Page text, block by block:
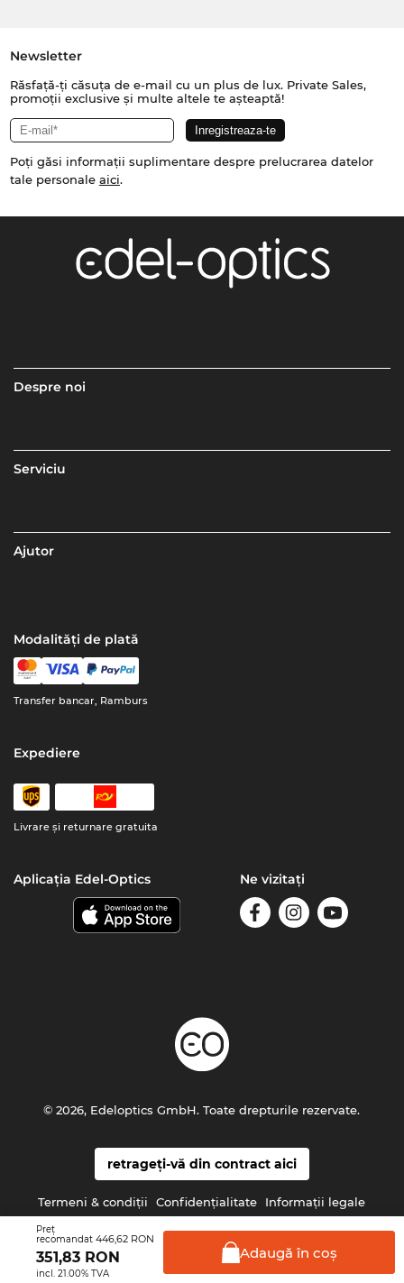
Preţ
recomandat 446,62 RON
351,83 RON
incl. 21.00% TVA
Adaugă în coş
Newsletter
Răsfață-ți căsuța de e-mail cu un plus de lux. Private Sales,
promoții exclusive și multe altele te așteaptă!
Poți găsi informații suplimentare despre prelucrarea datelor
tale personale aici.
Despre noi
Serviciu
Ajutor
Modalități de plată
Transfer bancar, Ramburs
Expediere
Livrare şi returnare gratuita
Aplicația Edel-Optics Ne vizitați
retrageți-vă din contract aici
Termeni & condiţii Confidenţialitate Informaţii legale
© 2026, Edeloptics GmbH. Toate drepturile rezervate.